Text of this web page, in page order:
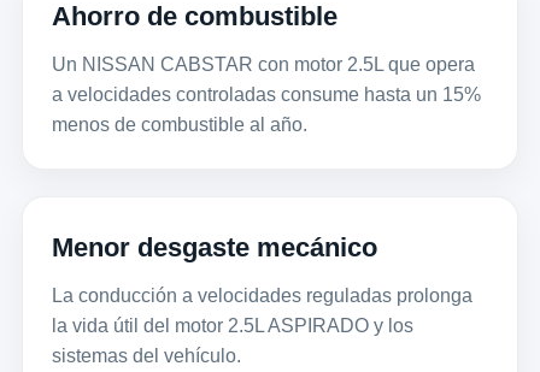
Ahorro de combustible
Un NISSAN CABSTAR con motor 2.5L que opera
a velocidades controladas consume hasta un 15%
menos de combustible al año.
Menor desgaste mecánico
La conducción a velocidades reguladas prolonga
la vida útil del motor 2.5L ASPIRADO y los
sistemas del vehículo.